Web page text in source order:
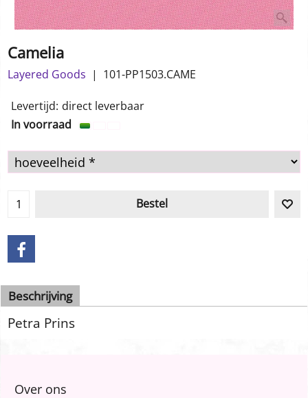
Camelia
Layered Goods 101-PP1503.CAME
€ 1.00 incl BTW
Levertijd: direct leverbaar
Beschrijving
Over ons